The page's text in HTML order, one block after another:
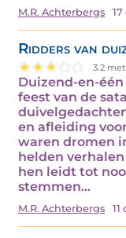
M.R. Achterbergs
Ridders van
3.2
Duizend-en-
feest van de
en afleiding
waren dromen
helden
hen leidt tot
stemmen…
M.R. Achterbergs